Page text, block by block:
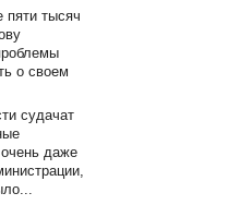
тысяч
о своем
судачат
даже